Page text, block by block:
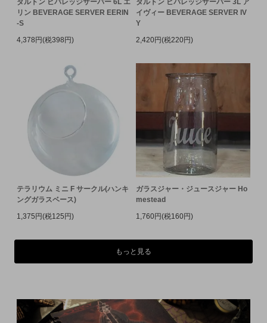
ダルトン ビバレッジサーバー 6L エ
リン BEVERAGE SERVER EERIN
-S
4,378円(税398円)
ダルトン ビバレッジサーバー 3L ア
イヴィー BEVERAGE SERVER IV
Y
2,420円(税220円)
テラリウム ミニ F サークル(ハンキ
ングガラスベース)
1,375円(税125円)
ガラスジャー・ジュースジャー Ho
mestead
1,760円(税160円)
もっと見る